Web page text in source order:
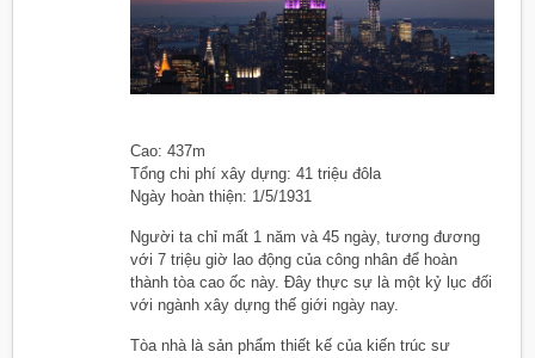
Cao: 437m
Tổng chi phí xây dựng: 41 triệu đôla
Ngày hoàn thiện: 1/5/1931
Người ta chỉ mất 1 năm và 45 ngày, tương đương
với 7 triệu giờ lao động của công nhân để hoàn
thành tòa cao ốc này. Đây thực sự là một kỷ lục đối
với ngành xây dựng thế giới ngày nay.
Tòa nhà là sản phẩm thiết kế của kiến trúc sư